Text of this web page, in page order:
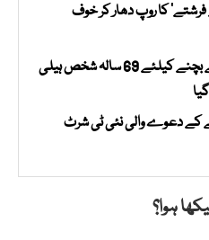
کا روپ دھار کر خوف
ایک گھنٹے کی ڈرائیونگ سے بچنے کیلئے 69 سالہ شخص ہیلی
کے دعوے والی نئی ٹی شرٹ
ہوا؟